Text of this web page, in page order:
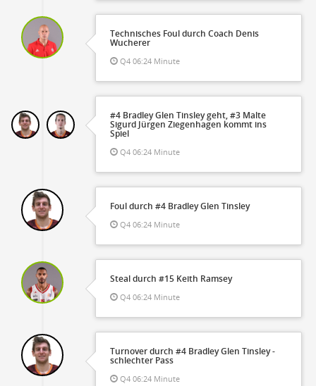
Technisches Foul durch Coach Denis
Wucherer
Q4 06:24 Minute
#4 Bradley Glen Tinsley geht, #3 Malte
Sigurd Jürgen Ziegenhagen kommt ins
Spiel
Q4 06:24 Minute
Foul durch #4 Bradley Glen Tinsley
Q4 06:24 Minute
Steal durch #15 Keith Ramsey
Q4 06:24 Minute
Turnover durch #4 Bradley Glen Tinsley -
schlechter Pass
Q4 06:24 Minute